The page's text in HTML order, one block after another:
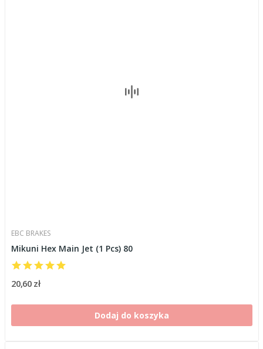
EBC BRAKES
Mikuni Hex Main Jet (1 Pcs) 80
20,60 zł
Dodaj do koszyka